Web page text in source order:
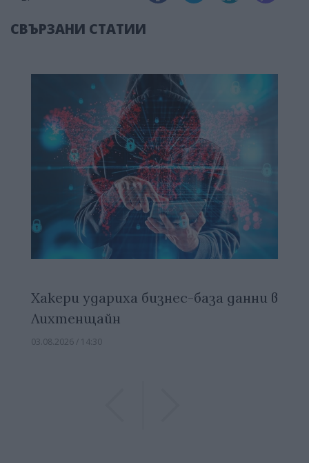
СВЪРЗАНИ СТАТИИ
Хакери удариха бизнес-база данни в
Лихтенщайн
03.08.2026 / 14:30